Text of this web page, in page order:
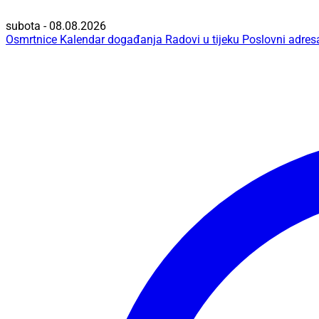
subota - 08.08.2026
Osmrtnice Kalendar događanja Radovi u tijeku Poslovni